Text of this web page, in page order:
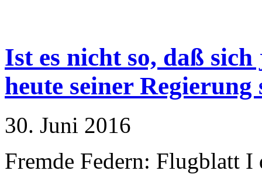
Ist es nicht so, daß
heute seiner Regierung
30. Juni 2016
Fremde Federn: Flugblatt I